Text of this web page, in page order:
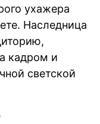
ухажера
Наследница
кадром и
светской